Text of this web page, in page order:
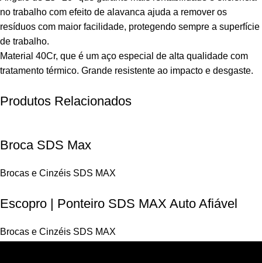
no trabalho com efeito de alavanca ajuda a remover os
resíduos com maior facilidade, protegendo sempre a superfície
de trabalho.
Material 40Cr, que é um aço especial de alta qualidade com
tratamento térmico. Grande resistente ao impacto e desgaste.
Produtos Relacionados
Broca SDS Max
Brocas e Cinzéis SDS MAX
Escopro | Ponteiro SDS MAX Auto Afiável
Brocas e Cinzéis SDS MAX